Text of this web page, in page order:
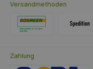
Versandmethoden
Zahlung